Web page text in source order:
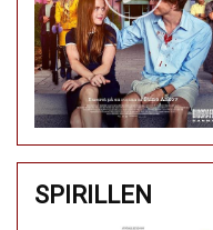
SPIRILLEN